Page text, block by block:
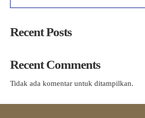
Recent Posts
Recent Comments
Tidak ada komentar untuk ditampilkan.